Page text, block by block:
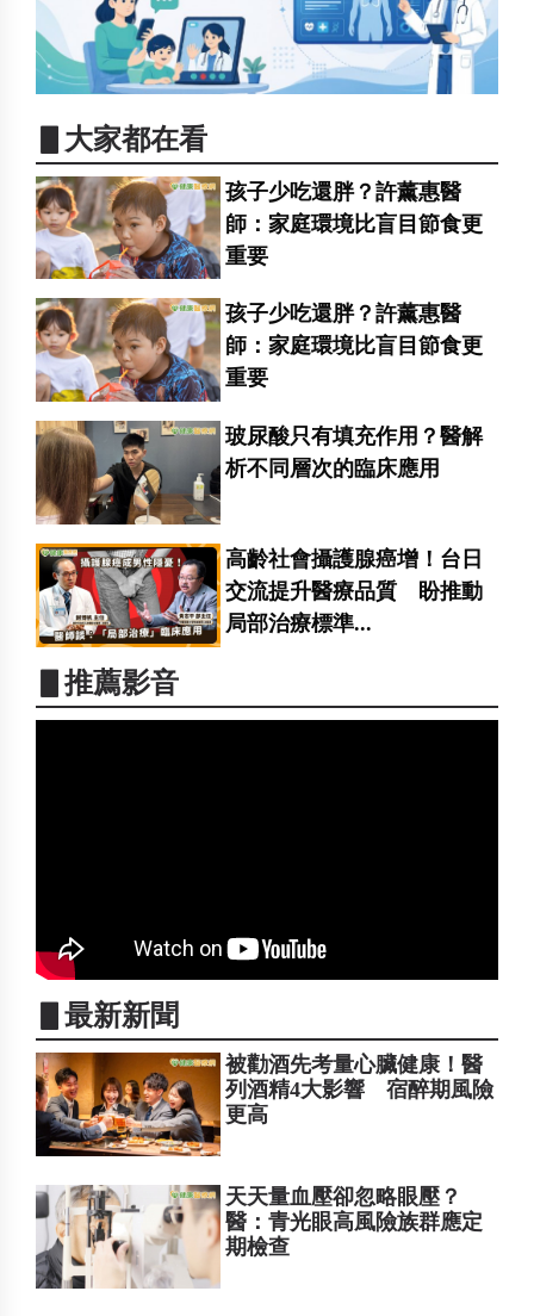
▋大家都在看
孩子少吃還胖？許薰惠醫
師：家庭環境比盲目節食更
重要
孩子少吃還胖？許薰惠醫
師：家庭環境比盲目節食更
重要
玻尿酸只有填充作用？醫解
析不同層次的臨床應用
高齡社會攝護腺癌增！台日
交流提升醫療品質 盼推動
局部治療標準...
▋推薦影音
▋最新新聞
被勸酒先考量心臟健康！醫
列酒精4大影響 宿醉期風險
更高
天天量血壓卻忽略眼壓？
醫：青光眼高風險族群應定
期檢查